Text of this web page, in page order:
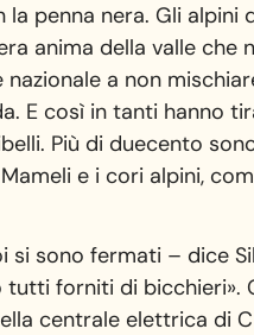
penna nera. Gli alpini
anima della valle
nazionale a non
E così in tanti hanno
Più di duecento
e i cori alpini,
sono fermati – dice
forniti di bicchieri».
centrale elettrica di